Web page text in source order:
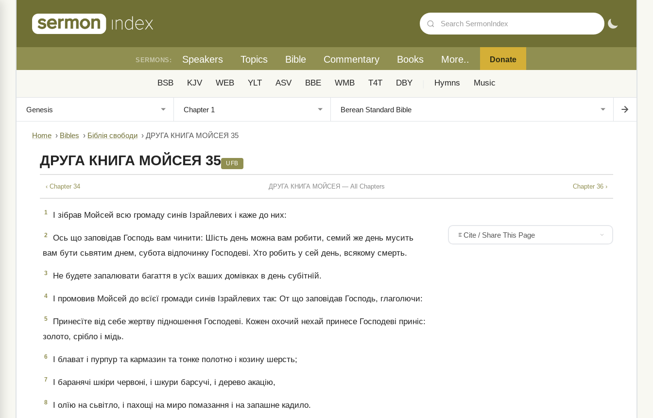
SERMONS: Speakers Topics Bible Commentary Books More.. Donate
BSB KJV WEB YLT ASV BBE WMB T4T DBY Hymns Music
Home › Bibles › Біблія свободи › ДРУГА КНИГА МОЙСЕЯ 35
ДРУГА КНИГА МОЙСЕЯ 35 UFB
‹ Chapter 34 ДРУГА КНИГА МОЙСЕЯ — All Chapters Chapter 36 ›
1 І зібрав Мойсей всю громаду синів Ізрайлевих і каже до них:
2
Ось що заповідав Господь вам чинити: Шість день можна вам робити, семий же день мусить
вам бути сьвятим днем, субота відпочинку Господеві. Хто робить у сей день, всякому смерть.
3 Не будете запалювати багаття в усїх ваших домівках в день субітнїй.
4 І промовив Мойсей до всїєї громади синів Ізрайлевих так: От що заповідав Господь, глаголючи:
5
Принесїте від себе жертву підношення Господеві. Кожен охочий нехай принесе Господеві приніс:
золото, срібло і мідь.
6 І блават і пурпур та кармазин та тонке полотно і козину шерсть;
7 І баранячі шкіри червоні, і шкури барсучі, і дерево акацію,
8 І олїю на сьвітло, і пахощі на миро помазання і на запашне кадило.
Cite / Share This Page